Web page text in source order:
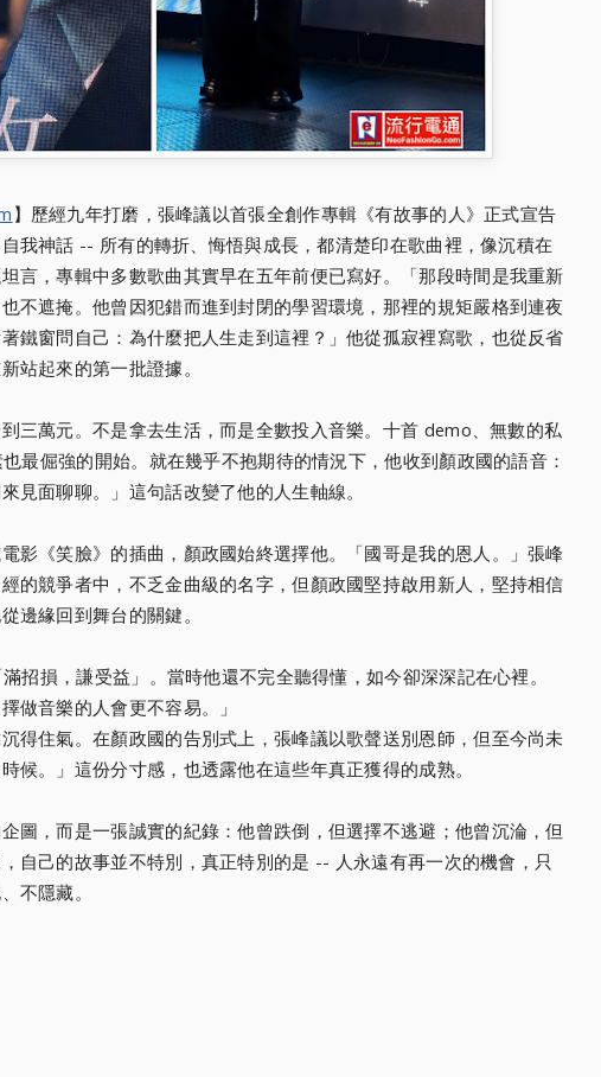
】歷經九年打磨，張峰議以首張全創作專輯《有故事的人》正式宣告
我神話 -- 所有的轉折、悔悟與成長，都清楚印在歌曲裡，像沉積在
言，專輯中多數歌曲其實早在五年前便已寫好。「那段時間是我重新
不遮掩。他曾因犯錯而進到封閉的學習環境，那裡的規矩嚴格到連夜
鐵窗問自己：為什麼把人生走到這裡？」他從孤寂裡寫歌，也從反省
站起來的第一批證據。
三萬元。不是拿去生活，而是全數投入音樂。十首 demo、無數的私
最倔強的開始。就在幾乎不抱期待的情況下，他收到顏政國的語音：
見面聊聊。」這句話改變了他的人生軸線。
影《笑臉》的插曲，顏政國始終選擇他。「國哥是我的恩人。」張峰
的競爭者中，不乏金曲級的名字，但顏政國堅持啟用新人，堅持相信
邊緣回到舞台的關鍵。
招損，謙受益」。當時他還不完全聽得懂，如今卻深深記在心裡。
做音樂的人會更不容易。」
得住氣。在顏政國的告別式上，張峰議以歌聲送別恩師，但至今尚未
候。」這份分寸感，也透露他在這些年真正獲得的成熟。
圖，而是一張誠實的紀錄：他曾跌倒，但選擇不逃避；他曾沉淪，但
自己的故事並不特別，真正特別的是 -- 人永遠有再一次的機會，只
不隱藏。